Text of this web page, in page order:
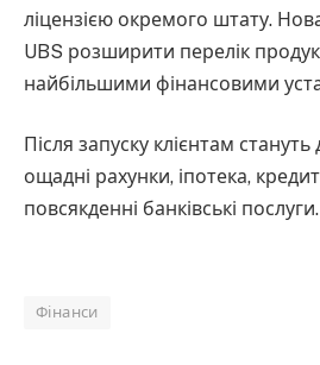
ліцензією окремого штату.
UBS розширити перелік
найбільшими фінансовими
Після запуску клієнтам
ощадні рахунки, іпотека,
повсякденні банківські послуги.
Фінанси